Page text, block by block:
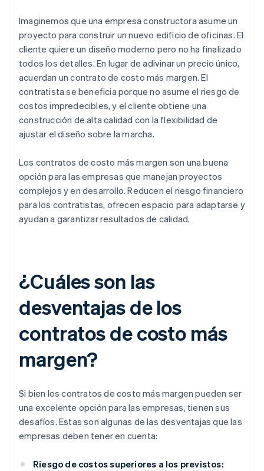
Imaginemos que una empresa constructora asume un
proyecto para construir un nuevo edificio de oficinas. El
cliente quiere un diseño moderno pero no ha finalizado
todos los detalles. En lugar de adivinar un precio único,
acuerdan un contrato de costo más margen. El
contratista se beneficia porque no asume el riesgo de
costos impredecibles, y el cliente obtiene una
construcción de alta calidad con la flexibilidad de
ajustar el diseño sobre la marcha.
Los contratos de costo más margen son una buena
opción para las empresas que manejan proyectos
complejos y en desarrollo. Reducen el riesgo financiero
para los contratistas, ofrecen espacio para adaptarse y
ayudan a garantizar resultados de calidad.
¿Cuáles son las
desventajas de los
contratos de costo más
margen?
Si bien los contratos de costo más margen pueden ser
una excelente opción para las empresas, tienen sus
desafíos. Estas son algunas de las desventajas que las
empresas deben tener en cuenta:
Riesgo de costos superiores a los previstos: